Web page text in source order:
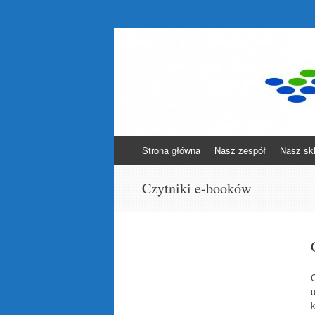
Blog.i-
Skocz doStrona główna Nasz zespół Nasz
Czytniki e-booków